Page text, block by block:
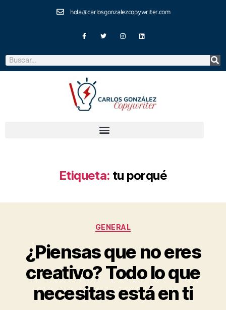
hola@carlosgonzalezcopywriter.com
Etiqueta: tu porqué
GENERAL
¿Piensas que no eres
creativo? Todo lo que
necesitas está en ti